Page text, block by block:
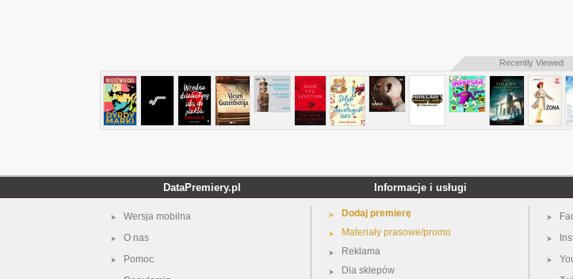
Recently Viewed
DataPremiery.pl
Wersja mobilna
O nas
Pomoc
Informacje i usługi
Dodaj premierę
Materiały prasowe/promo
Reklama
Dla sklepów